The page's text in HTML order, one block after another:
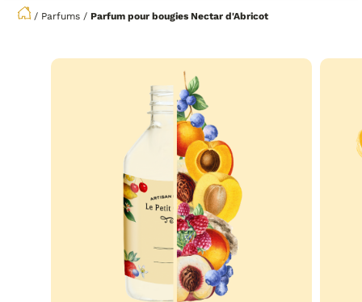
/ Parfums /Parfum pour bougiesNectar d'Abricot